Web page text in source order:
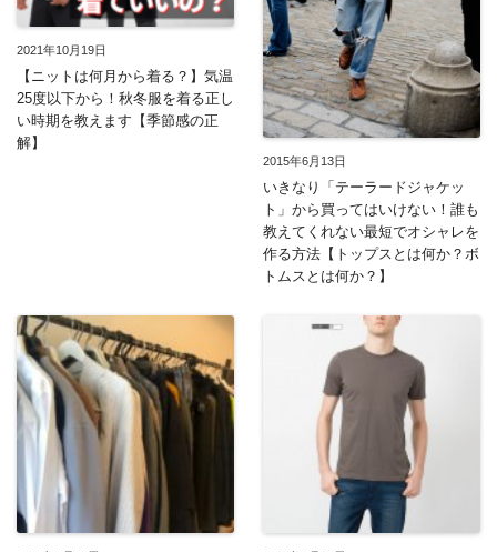
2021年10月19日
【ニットは何月から着る？】気温
25度以下から！秋冬服を着る正し
い時期を教えます【季節感の正
解】
2015年6月13日
いきなり「テーラードジャケッ
ト」から買ってはいけない！誰も
教えてくれない最短でオシャレを
作る方法【トップスとは何か？ボ
トムスとは何か？】